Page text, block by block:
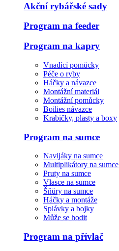
Akční rybářské sady
Program na feeder
Program na kapry
Vnadící pomůcky
Péče o ryby
Háčky a návazce
Montážní materiál
Montážní pomůcky
Boilies návazce
Krabičky, plasty a boxy
Program na sumce
Navijáky na sumce
Multiplikátory na sumce
Pruty na sumce
Vlasce na sumce
Šňůry na sumce
Háčky a montáže
Splávky a bojky
Může se hodit
Program na přívlač